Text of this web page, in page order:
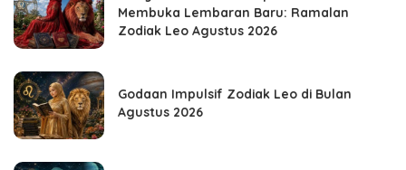
Membuka Lembaran Baru: Ramalan
Zodiak Leo Agustus 2026
Godaan Impulsif Zodiak Leo di Bulan
Agustus 2026